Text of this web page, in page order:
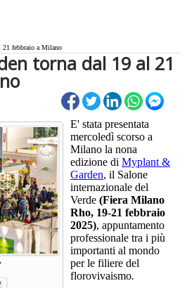
21 febbraio a Milano
torna dal 19 al 21
E' stata presentata
mercoledì scorso a
Milano la nona
edizione di Myplant &
Garden, il Salone
internazionale del
Verde (Fiera Milano
Rho, 19-21 febbraio
2025), appuntamento
professionale tra i più
importanti al mondo
per le filiere del
florovivaismo.